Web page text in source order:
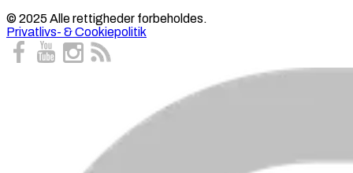
© 2025 Alle rettigheder forbeholdes.
Privatlivs- & Cookiepolitik